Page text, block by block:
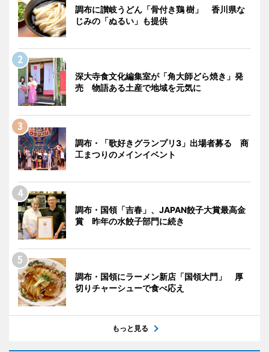
調布に讃岐うどん「骨付き鶏 樹」 香川県な
じみの「ぬるい」も提供
深大寺食文化編集室が「角大師どら焼き」発
売 物語ある土産で地域を元気に
調布・「歌好きグランプリ3」出場者募る 商
工まつりのメインイベント
調布・国領「吉春」、JAPAN餃子大賞最高金
賞 昨年の水餃子部門に続き
調布・国領にラーメン新店「国領大門」 厚
切りチャーシューで食べ応え
もっと見る